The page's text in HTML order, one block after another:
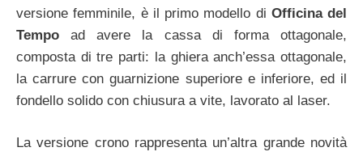
versione femminile, è il primo modello di Officina del
Tempo ad avere la cassa di forma ottagonale,
composta di tre parti: la ghiera anch’essa ottagonale,
la carrure con guarnizione superiore e inferiore, ed il
fondello solido con chiusura a vite, lavorato al laser.
La versione crono rappresenta un’altra grande novità